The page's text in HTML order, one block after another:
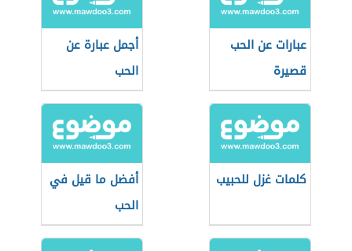
عبارات عن الحب
قصيرة
أجمل عبارة عن
الحب
كلمات غزل للحبيب
أفضل ما قيل في
الحب